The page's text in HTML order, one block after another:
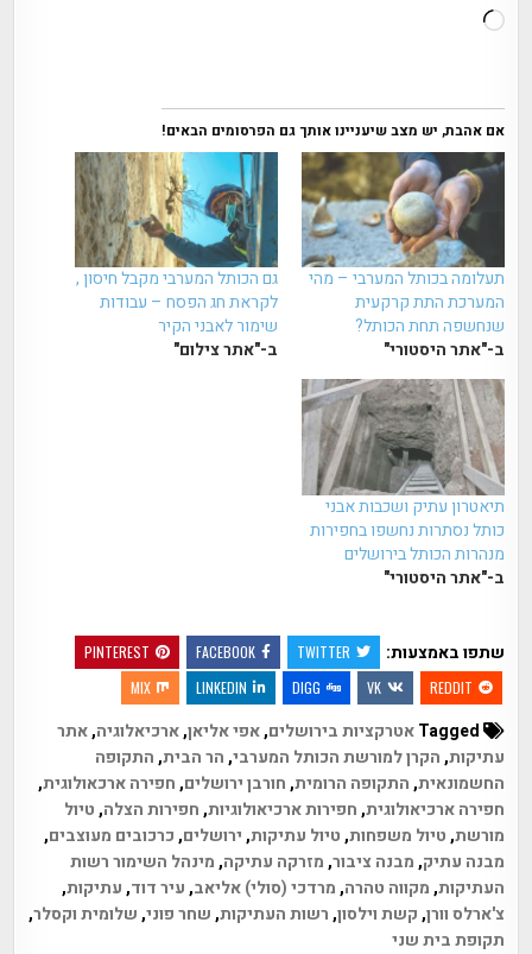
טוען...
אם אהבת, יש מצב שיעניינו אותך גם הפרסומים הבאים!
תעלומה בכותל המערבי – מהי
המערכת התת קרקעית
שנחשפה תחת הכותל?
ב-"אתר היסטורי"
גם הכותל המערבי מקבל חיסון ,
לקראת חג הפסח – עבודות
שימור לאבני הקיר
ב-"אתר צילום"
תיאטרון עתיק ושכבות אבני
כותל נסתרות נחשפו בחפירות
מנהרות הכותל בירושלים
ב-"אתר היסטורי"
שתפו באמצעות: TWITTER
FACEBOOK
PINTEREST
REDDIT
VK
DIGG
LINKEDIN
MIX
אטרקציות בירושלים,אפי אליאן,ארכיאלוגיה,אתר
עתיקות,הקרן למורשת הכותל המערבי,הר הבית,התקופה
החשמונאית,התקופה הרומית,חורבן ירושלים,חפירה ארכאולוגית,
חפירה ארכיאולוגית,חפירות ארכיאולוגיות,חפירות הצלה,טיול
מורשת,טיול משפחות,טיול עתיקות,ירושלים,כרכובים מעוצבים,
מבנה עתיק,מבנה ציבור,מזרקה עתיקה,מינהל השימור רשות
העתיקות,מקווה טהרה,מרדכי (סולי) אליאב,עיר דוד,עתיקות,
צ'ארלס וורן,קשת וילסון,רשות העתיקות,שחר פוני,שלומית וקסלר,
תקופת בית שני